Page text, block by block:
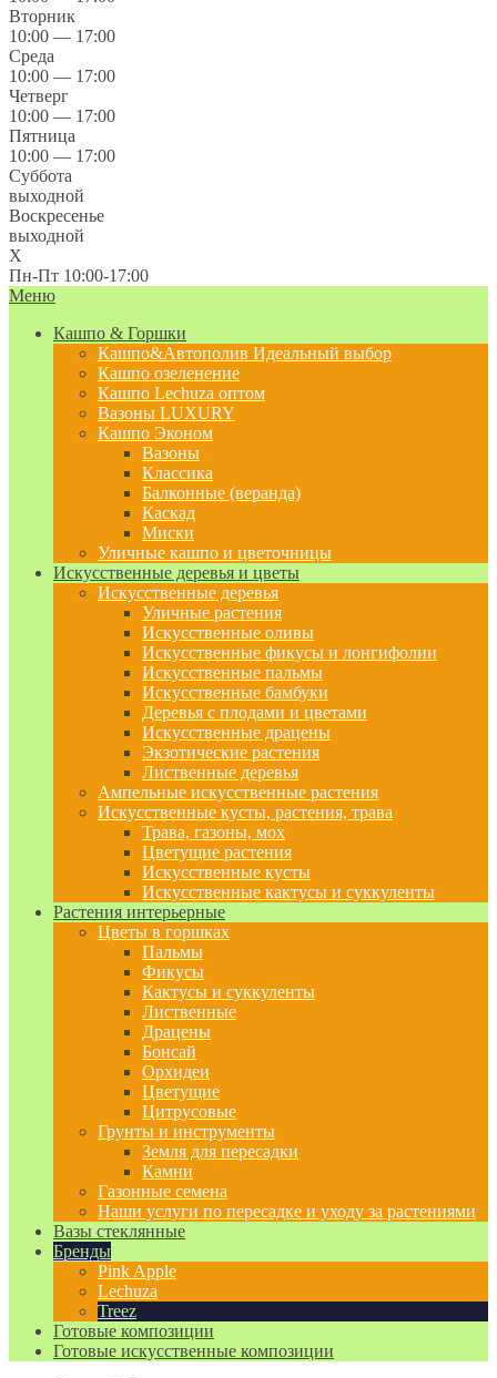
Вторник
10:00 — 17:00
Среда
10:00 — 17:00
Четверг
10:00 — 17:00
Пятница
10:00 — 17:00
Суббота
выходной
Воскресенье
выходной
X
Пн-Пт 10:00-17:00
Меню
Кашпо & Горшки
Кашпо&Автополив Идеальный выбор
Кашпо озеленение
Кашпо Lechuza оптом
Вазоны LUXURY
Кашпо Эконом
Вазоны
Классика
Балконные (веранда)
Каскад
Миски
Уличные кашпо и цветочницы
Искусственные деревья и цветы
Искусственные деревья
Уличные растения
Искусственные оливы
Искусственные фикусы и лонгифолии
Искусственные пальмы
Искусственные бамбуки
Деревья с плодами и цветами
Искусственные драцены
Экзотические растения
Лиственные деревья
Ампельные искусственные растения
Искусственные кусты, растения, трава
Трава, газоны, мох
Цветущие растения
Искусственные кусты
Искусственные кактусы и суккуленты
Растения интерьерные
Цветы в горшках
Пальмы
Фикусы
Кактусы и суккуленты
Лиственные
Драцены
Бонсай
Орхидеи
Цветущие
Цитрусовые
Грунты и инструменты
Земля для пересадки
Камни
Газонные семена
Наши услуги по пересадке и уходу за растениями
Вазы стеклянные
Бренды
Pink Apple
Lechuza
Treez
Готовые композиции
Готовые искусственные композиции